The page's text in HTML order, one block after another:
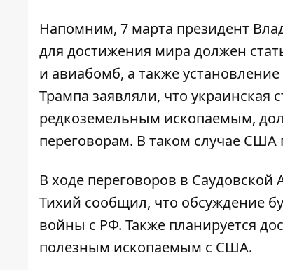
Напомним, 7 марта президент
для достижения мира должен
и авиабомб, а также
Трампа заявляли, что украинская
редкоземельным ископаемым,
переговорам. В таком случае
В ходе переговоров в
Тихий сообщил, что обсуждение
войны с РФ. Также планируется
полезным ископаемым с США.